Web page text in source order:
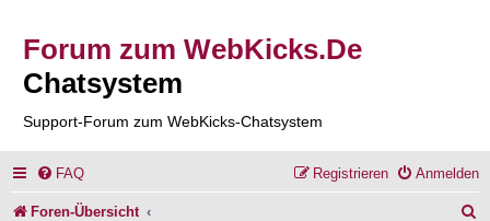
Forum zum WebKicks.De
Chatsystem
Support-Forum zum WebKicks-Chatsystem
FAQ Anmelden
Registrieren
Foren-Übersicht